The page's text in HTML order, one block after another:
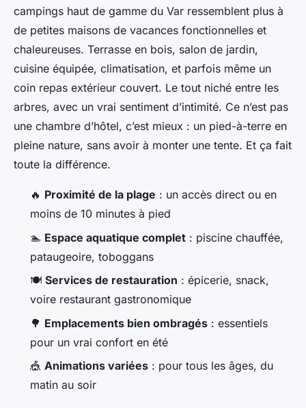
campings haut de gamme du Var ressemblent plus à
de petites maisons de vacances fonctionnelles et
chaleureuses. Terrasse en bois, salon de jardin,
cuisine équipée, climatisation, et parfois même un
coin repas extérieur couvert. Le tout niché entre les
arbres, avec un vrai sentiment d’intimité. Ce n’est pas
une chambre d’hôtel, c’est mieux : un pied-à-terre en
pleine nature, sans avoir à monter une tente. Et ça fait
toute la différence.
🔥 Proximité de la plage : un accès direct ou en
moins de 10 minutes à pied
🏊 Espace aquatique complet : piscine chauffée,
pataugeoire, toboggans
🍽️ Services de restauration : épicerie, snack,
voire restaurant gastronomique
🌳 Emplacements bien ombragés : essentiels
pour un vrai confort en été
🎪 Animations variées : pour tous les âges, du
matin au soir